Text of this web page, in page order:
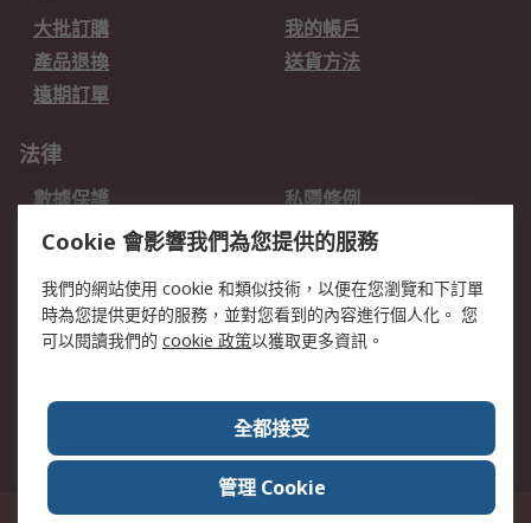
大批訂購
我的帳戶
產品退換
送貨方法
遠期訂單
法律
數據保護
私隱條例
網站條款
郵件安全
關於RS
全球辦事處
加入我們
關於RS
香港長沙灣郵政信箱 80108號 此網站的所有解釋根據英語版本© RS
Cookie 會影響我們為您提供的服務
我們的網站使用 cookie 和類似技術，以便在您瀏覽和下訂單
時為您提供更好的服務，並對您看到的內容進行個人化。 您
可以閱讀我們的 cookie 政策以獲取更多資訊。
全都接受
管理 Cookie